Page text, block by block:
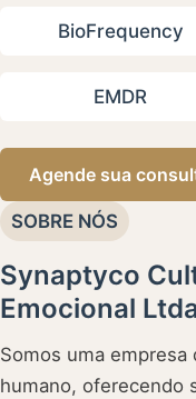
BioFrequency
EMDR
Agende sua
SOBRE NÓS
Synaptyco
Emocional
Somos uma
humano, oferecendo